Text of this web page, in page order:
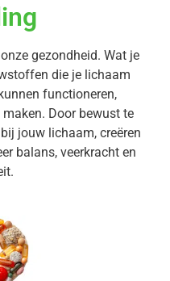
gezondheid. Wat je
die je lichaam
functioneren,
Door bewust te
jouw lichaam, creëren
balans, veerkracht en